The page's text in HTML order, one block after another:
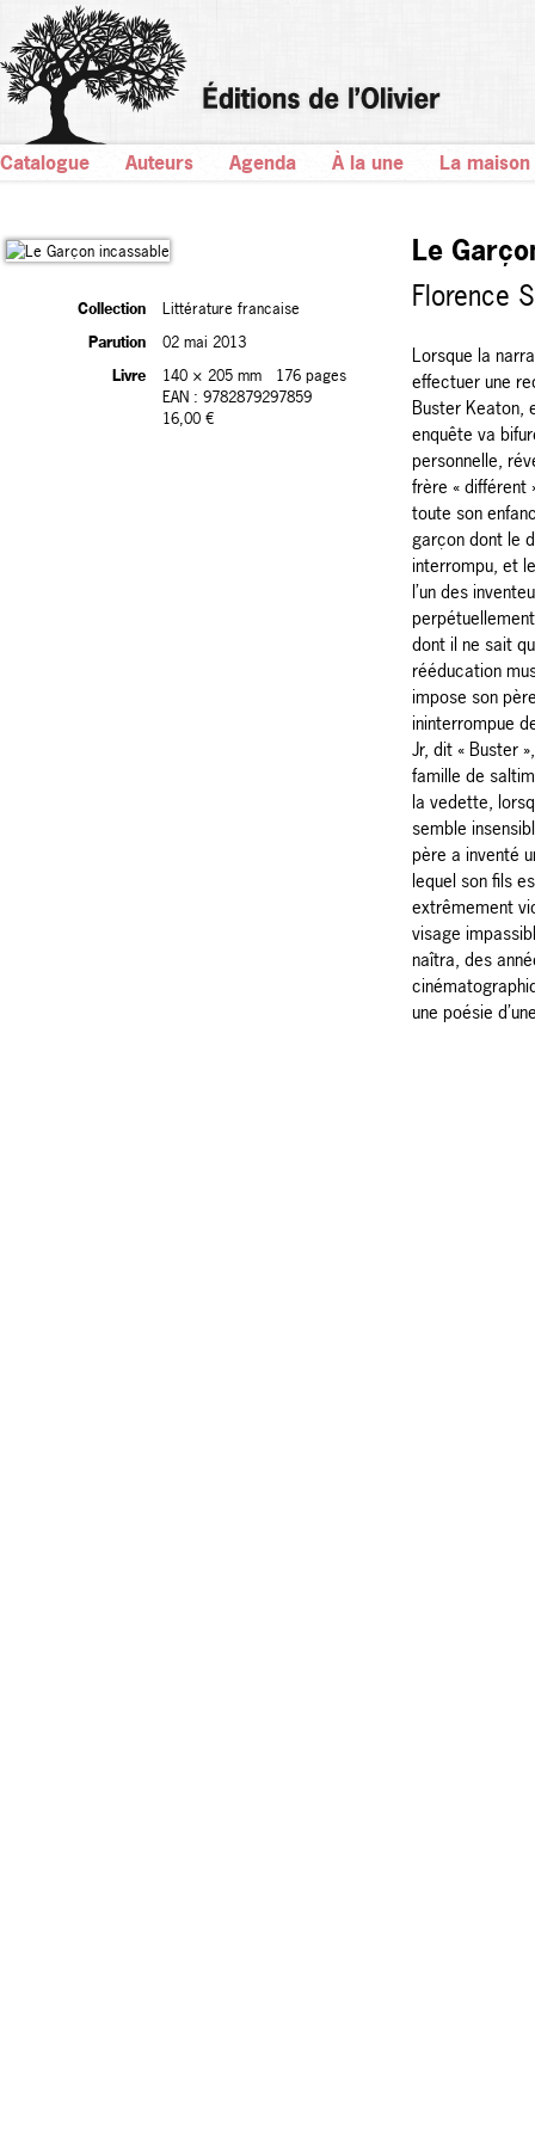
Catalogue Auteurs Agenda À la une La maison
Collection
Littérature francaise
Parution
02 mai 2013
Livre
140 × 205 mm
176 pages
EAN : 9782879297859
16,00 €
Le
Florence
Lorsque la
effectuer une
Buster Keaton,
enquête va
personnelle,
frère « différent
toute son
garçon dont le
interrompu, et
l’un des
dont il ne sait
rééducation
impose son
ininterrompue
Jr, dit « Buster
famille de
la vedette,
semble
père a inventé
lequel son fils
extrêmement
visage
naîtra, des
une poésie